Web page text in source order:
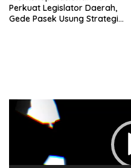
Perkuat Legislator Daerah,
Gede Pasek Usung Strategi
Pemutar
Video